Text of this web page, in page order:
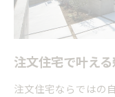
注文住宅で叶え
注文住宅ならではの